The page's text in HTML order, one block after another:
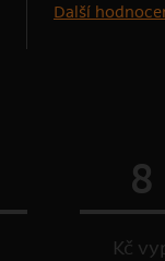
Další
8
Kč